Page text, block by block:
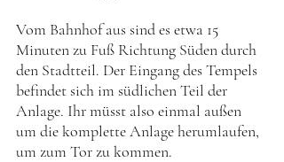
Vom Bahnhof aus sind es etwa 15
Minuten zu Fuß Richtung Süden durch
den Stadtteil. Der Eingang des Tempels
befindet sich im südlichen Teil der
Anlage. Ihr müsst also einmal außen
um die komplette Anlage herumlaufen,
um zum Tor zu kommen.